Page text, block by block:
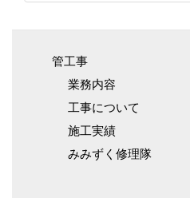
管工事
業務内容
工事について
施工実績
みみずく修理隊